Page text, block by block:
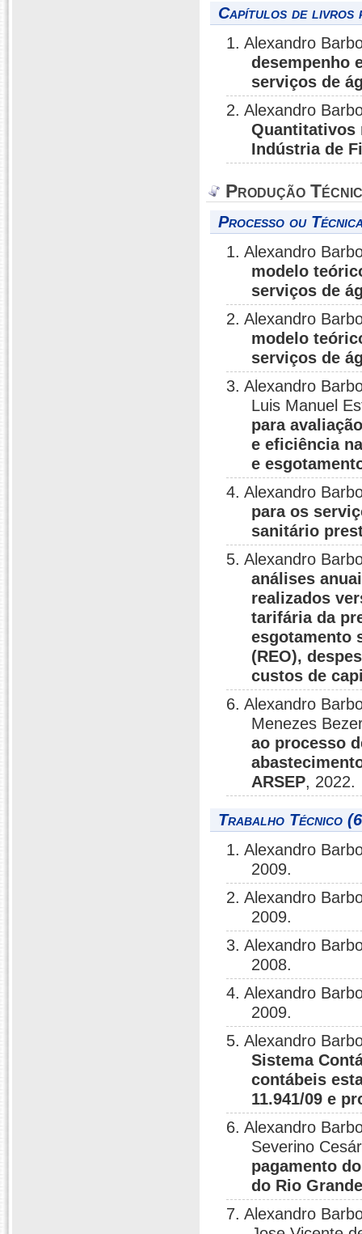
Capítulos de livros
1. Alexandro
desempenho
serviços de
2. Alexandro
Quantitativos
Indústria de
Produção
Processo ou
1. Alexandro
modelo
serviços de
2. Alexandro
modelo
serviços de
3. Alexandro
Luis Manuel
para
e eficiência
e
4. Alexandro
para os
sanitário
5. Alexandro
análises
realizados
tarifária da
esgotamento
(REO),
custos de
6. Alexandro
Menezes
ao processo
ARSEP, 2022.
Trabalho Técnico
1. Alexandro
2009.
2. Alexandro
2009.
3. Alexandro
2008.
4. Alexandro
2009.
5. Alexandro
Sistema
contábeis
11.941/09 e
6. Alexandro
Severino
pagamento
do Rio
7. Alexandro